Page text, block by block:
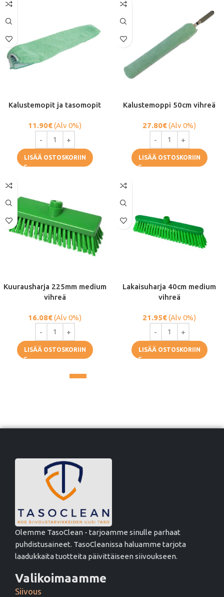
Kalustemopit ja tasomopit
11.90€(Alv 0%)
LISÄÄ OSTOSKORIIN
Kalustemoppi 50cm vihreä
27.80€(Alv 0%)
LISÄÄ OSTOSKORIIN
Kuurausharja 225mm medium
vihreä
16.08€(Alv 0%)
LISÄÄ OSTOSKORIIN
Lakaisuharja 40cm medium
vihreä
21.95€(Alv 0%)
LISÄÄ OSTOSKORIIN
Olemme TasoClean - tarjoamme sinulle parhaat
puhdistusaineet. TasoCleanissa haluamme tarjota
laadukkaita tuotteita päivittäiseen siivoukseen.
Valikoimaamme
Siivous